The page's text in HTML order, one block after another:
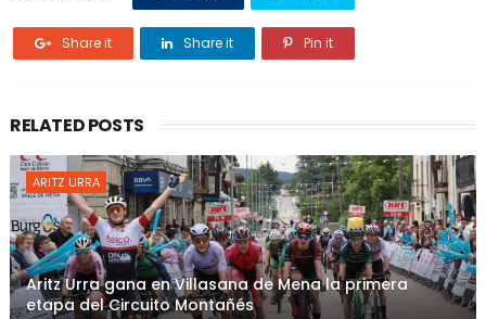
Share it Share it Pin it
RELATED POSTS
ARITZ URRA
Aritz Urra gana en Villasana de Mena la primera
etapa del Circuito Montañés